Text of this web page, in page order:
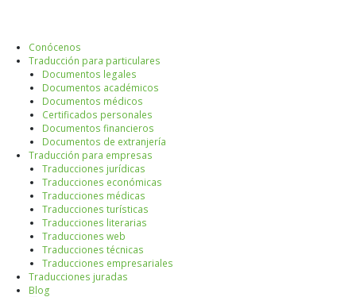
Conócenos
Traducción para particulares
Documentos legales
Documentos académicos
Documentos médicos
Certificados personales
Documentos financieros
Documentos de extranjería
Traducción para empresas
Traducciones jurídicas
Traducciones económicas
Traducciones médicas
Traducciones turísticas
Traducciones literarias
Traducciones web
Traducciones técnicas
Traducciones empresariales
Traducciones juradas
Blog